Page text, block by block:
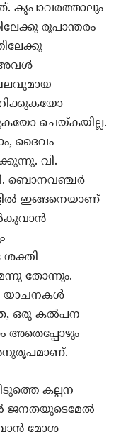
കൃപാവരത്താലും
രൂപാന്തരം
അവള്‍
ചെയ്കയില്ല.
ദൈവം
വി.
ബൊനവഞ്ചര്‍
ഇങ്ങനെയാണ്
ശക്തി
തോന്നും.
യാചനകള്‍
ഒരു കല്‍പന
അതെപ്പോഴും
കല്പന
ജനതയുടെമേല്‍
മോശ